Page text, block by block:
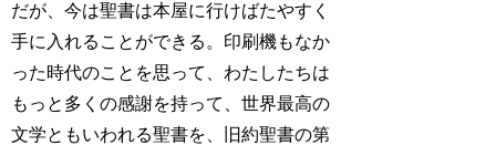
だが、今は聖書は本屋に行けばたやすく
手に入れることができる。印刷機もなか
った時代のことを思って、わたしたちは
もっと多くの感謝を持って、世界最高の
文学ともいわれる聖書を、旧約聖書の第